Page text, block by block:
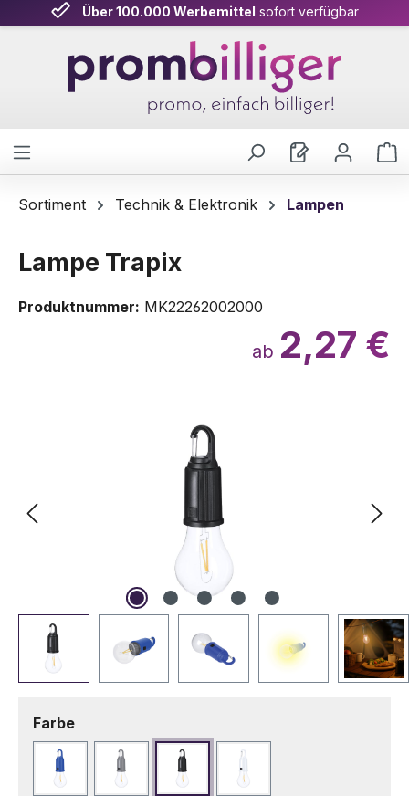
Zum Hauptinhalt springen
Über 100.000 Werbemittel sofort verfügbar
Sortiment Technik & Elektronik Lampen
Lampe Trapix
Produktnummer: MK22262002000
ab 2,27 €
Farbeauswählen
Blau Grau SchwarzWeiß